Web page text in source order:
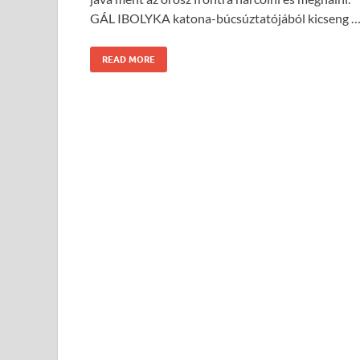
GÁL IBOLYKA katona-búcsúztatójából kicseng …
READ MORE